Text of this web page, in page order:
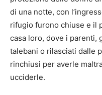
di una notte, con
rifugio furono chiuse e il
casa loro, dove i parenti,
talebani o rilasciati dalle
rinchiusi per averle
ucciderle.